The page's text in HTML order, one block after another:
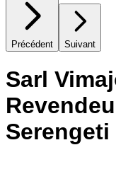
Précédent Suivant
Sarl
Serengeti